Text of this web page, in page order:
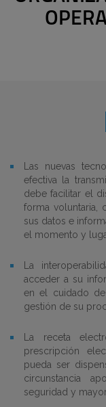
Las nuevas
efectiva la
debe facilitar el
forma
sus datos e
el momento y
La
acceder a su
en el cuidado
gestión de su
La receta
prescripción
pueda ser
circunstancia
seguridad y